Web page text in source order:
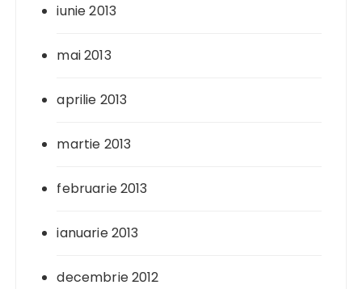
iunie 2013
mai 2013
aprilie 2013
martie 2013
februarie 2013
ianuarie 2013
decembrie 2012